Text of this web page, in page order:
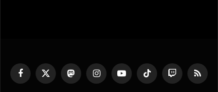
Facebook
X
MastodonInstagramYouTubeTikTok Twitch RSS